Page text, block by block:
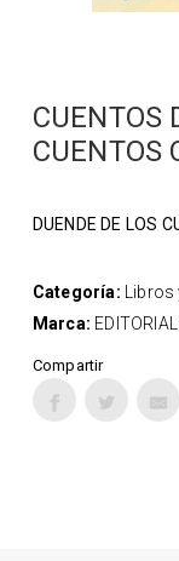
CUENTOS
CUENTOS
DUENDE DE LOS
Categoría:
Marca:
Compartir